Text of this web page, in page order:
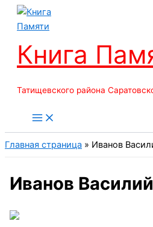
Перейти
Книга
Татищевского района
Главная страница » Иванов
Иванов